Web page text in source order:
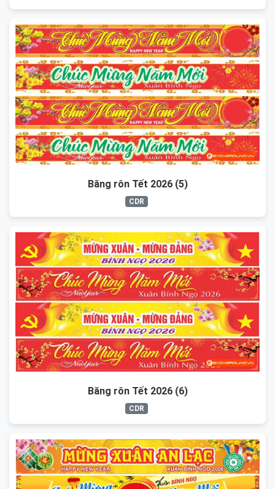
Băng rôn Tết 2026 (5)
CDR
Băng rôn Tết 2026 (6)
CDR